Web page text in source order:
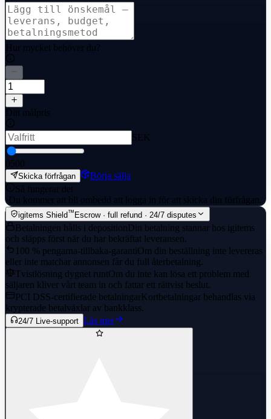
Hur mycket behöver du?
Ditt målpris
SEK
0500
Skicka förfrågan
Börja sälja
Så fungerar det
· Du kommer att bli ombedd att logga in för att skicka din förfrågan.
igitems Shield™ Escrow · full refund · 24/7 disputes
Betalningen hålls i deposition Din betalning stannar hos igitems
och släpps först när du har bekräftat leveransen.
100 % pengarna-tillbaka-garantiOm din beställning inte levereras
eller inte matchar annonsen får du full återbetalning.
Tvistlösning dygnet runtOm du inte kan lösa ett problem med
säljaren kliver vårt team in och fattar ett rättvist beslut.
PCI DSS-certifierade betalningar Kortbetalningar behandlas via
krypterade betalväxlar av bankklass.
24/7 Live-support Läs mer